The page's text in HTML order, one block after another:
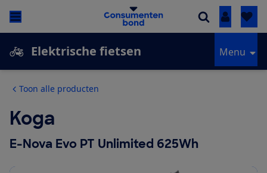
Inloggen
Elektrische fietsen Menu
Toon alle producten
Koga
E-Nova Evo PT Unlimited 625Wh